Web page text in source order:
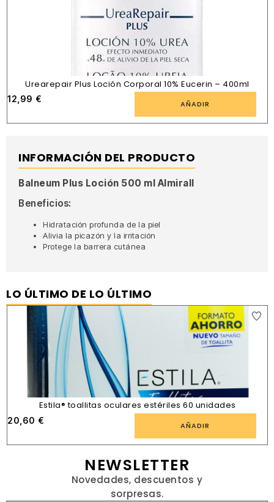
Urearepair Plus Loción Corporal 10% Eucerin – 400ml
12,99 € AÑADIR
INFORMACIÓN DEL PRODUCTO
Balneum Plus Loción 500 ml Almirall
Beneficios:
Hidratación profunda de la piel
Alivia la picazón y la irritación
Protege la barrera cutánea
LO ÚLTIMO DE LO ÚLTIMO
Estila® toallitas oculares estériles 60 unidades
20,60 € AÑADIR
NEWSLETTER
Novedades, descuentos y
sorpresas.